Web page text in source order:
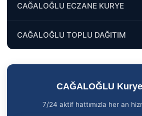
CAĞALOĞLU ECZANE KURYE
CAĞALOĞLU TOPLU DAĞITIM
CAĞALOĞLU
7/24 aktif hattımızla her an